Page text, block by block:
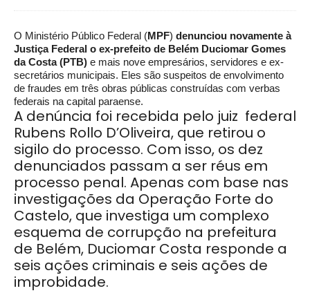
Amazônia
O Ministério Público Federal (MPF) denunciou novamente à
Justiça Federal o ex-prefeito de Belém Duciomar Gomes
da Costa (PTB) e mais nove empresários, servidores e ex-
secretários municipais. Eles são suspeitos de envolvimento
de fraudes em três obras públicas construídas com verbas
federais na capital paraense.
A denúncia foi recebida pelo juiz federal
Rubens Rollo D’Oliveira, que retirou o
sigilo do processo. Com isso, os dez
denunciados passam a ser réus em
processo penal. Apenas com base nas
investigações da Operação Forte do
Castelo, que investiga um complexo
esquema de corrupção na prefeitura
de Belém, Duciomar Costa responde a
seis ações criminais e seis ações de
improbidade.